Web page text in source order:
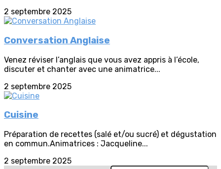
2 septembre 2025
Conversation Anglaise
Venez réviser l’anglais que vous avez appris à l’école,
discuter et chanter avec une animatrice...
2 septembre 2025
Cuisine
Préparation de recettes (salé et/ou sucré) et dégustation
en commun.Animatrices : Jacqueline...
2 septembre 2025